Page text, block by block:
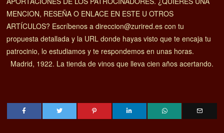
MENCION, RESEÑA O ENLACE EN ESTE U OTROS
ARTÍCULOS? Escríbenos a direccion@zurired.es con tu
propuesta detallada y la URL donde hayas visto que te encaja tu
patrocinio, lo estudiamos y te respondemos en unas horas.
Madrid, 1922. La tienda de vinos que lleva cien años acertando.